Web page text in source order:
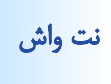
نت واش